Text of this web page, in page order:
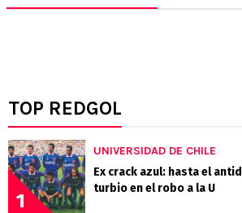
TOP REDGOL
1
UNIVERSIDAD DE CHILE
Ex crack azul: hasta el
turbio en el robo a la U